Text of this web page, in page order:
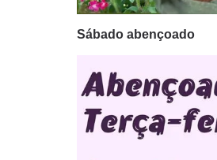
Sábado abençoado